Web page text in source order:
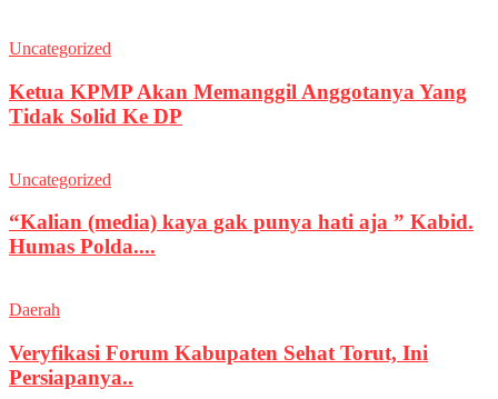
Uncategorized
Ketua KPMP Akan Memanggil Anggotanya Yang
Tidak Solid Ke DP
Uncategorized
“Kalian (media) kaya gak punya hati aja ” Kabid.
Humas Polda....
Daerah
Veryfikasi Forum Kabupaten Sehat Torut, Ini
Persiapanya..